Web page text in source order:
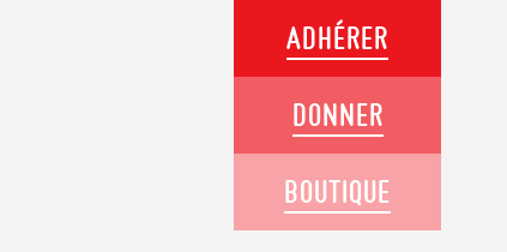
ADHÉRER
DONNER
BOUTIQUE